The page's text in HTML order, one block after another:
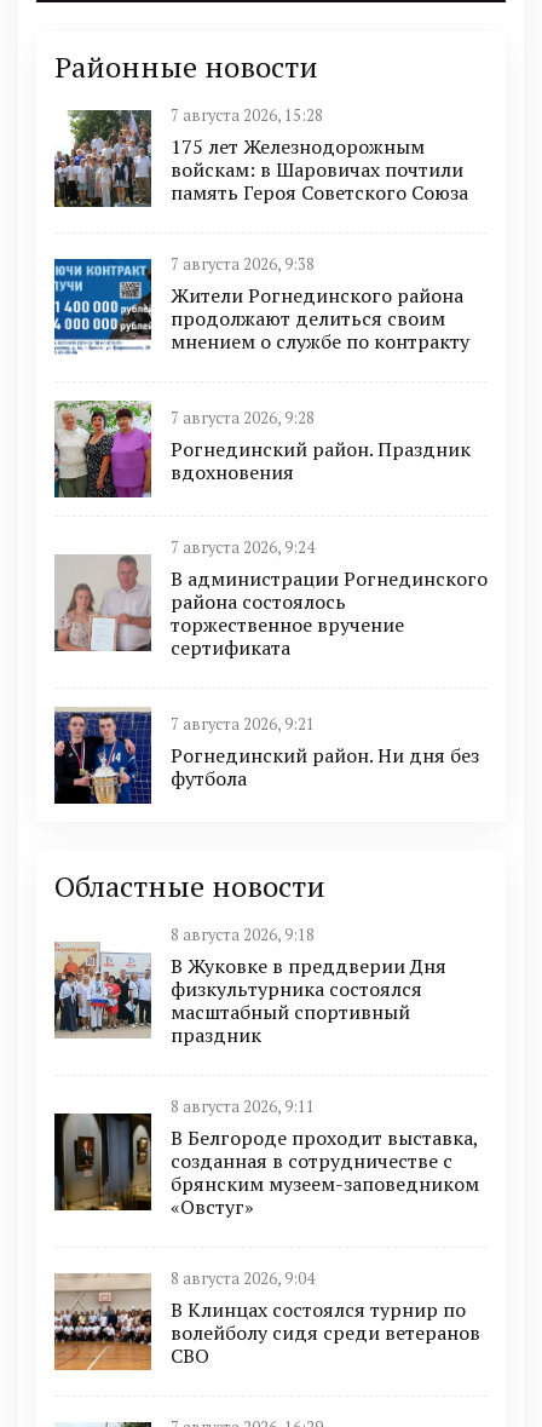
Районные новости
7 августа 2026, 15:28
175 лет Железнодорожным
войскам: в Шаровичах почтили
память Героя Советского Союза
7 августа 2026, 9:38
Жители Рогнединского района
продолжают делиться своим
мнением о службе по контракту
7 августа 2026, 9:28
Рогнединский район. Праздник
вдохновения
7 августа 2026, 9:24
В администрации Рогнединского
района состоялось
торжественное вручение
сертификата
7 августа 2026, 9:21
Рогнединский район. Ни дня без
футбола
Областные новости
8 августа 2026, 9:18
В Жуковке в преддверии Дня
физкультурника состоялся
масштабный спортивный
праздник
8 августа 2026, 9:11
В Белгороде проходит выставка,
созданная в сотрудничестве с
брянским музеем-заповедником
«Овстуг»
8 августа 2026, 9:04
В Клинцах состоялся турнир по
волейболу сидя среди ветеранов
СВО